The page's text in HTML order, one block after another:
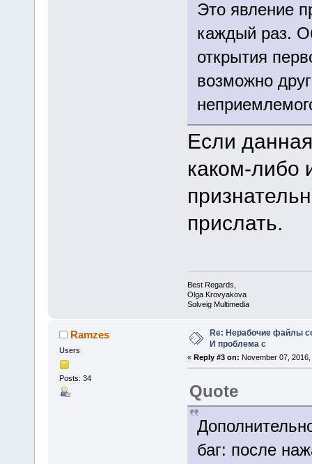
Это явление
каждый раз.
открытия
возможно
Если
каком-либо
прислать.
Best Regards,
Olga Krovyakova
Solveig Multimedia
Ramzes
Users
Posts: 34
Re: Нерабочие файлы
И проблема с
« Reply #3 on: November 07, 2016,
Quote
баг: после